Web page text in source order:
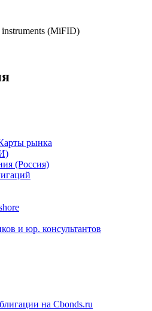
(MiFID)
рынка
(Россия)
и юр. консультантов
на Cbonds.ru